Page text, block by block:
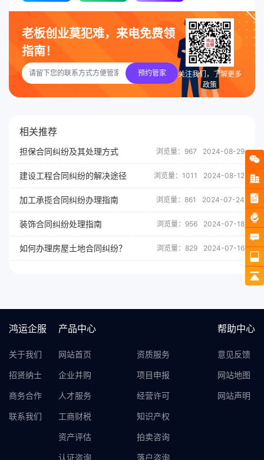
老板创业莫犯难，来电免费领
指南！
预约管家
关注我们，了解更多
政策
相关推荐
担保合同纠纷及其处理方式 浏览量：967 2024-08-29
建设工程合同纠纷的解决途径 浏览量：1011 2024-08-12
加工承揽合同纠纷办理指南 浏览量：861 2024-07-24
装饰合同纠纷处理指南 浏览量：956 2024-07-18
如何办理房屋土地合同纠纷？ 浏览量：829 2024-07-16
鸿运企服
关于我们
招贤纳士
商务合作
联系我们
产品中心
网站首页 资质服务
企业并购 项目申报
人才服务 经营许可
工商财税 知识产权
资产评估 拍卖咨询
认证咨询 落户咨询
帮助中心
意见反馈
网站地图
网站声明